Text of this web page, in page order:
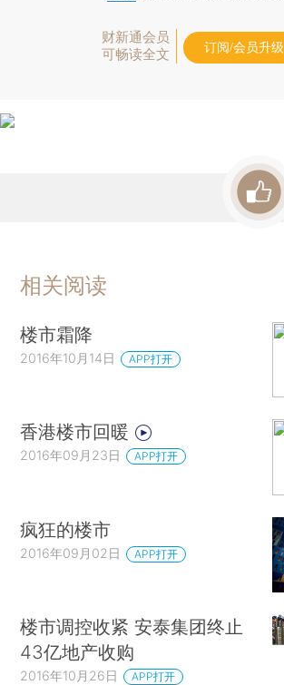
财新通会员
可畅读全文
订阅/会员升级
相关阅读
楼市霜降
2016年10月14日 APP打开
香港楼市回暖
2016年09月23日 APP打开
疯狂的楼市
2016年09月02日 APP打开
楼市调控收紧 安泰集团终止
43亿地产收购
2016年10月26日 APP打开